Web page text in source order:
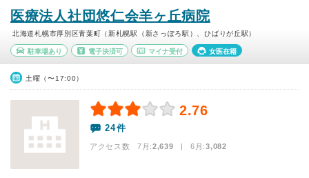
医療法人社団悠仁会羊ヶ丘病院
北海道札幌市厚別区青葉町（新札幌駅（新さっぽろ駅）、ひばりが丘駅）
駐車場あり 電子決済可 マイナ受付 女医在籍
土曜（〜17:00）
2.76
24件
アクセス数 7月:2,639 | 6月:3,082